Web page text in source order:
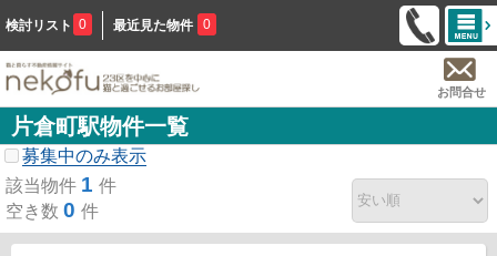
検討リスト 0 最近見た物件 0
お問合せ
片倉町駅物件一覧
募集中のみ表示
該当物件 1 件
空き数 0 件